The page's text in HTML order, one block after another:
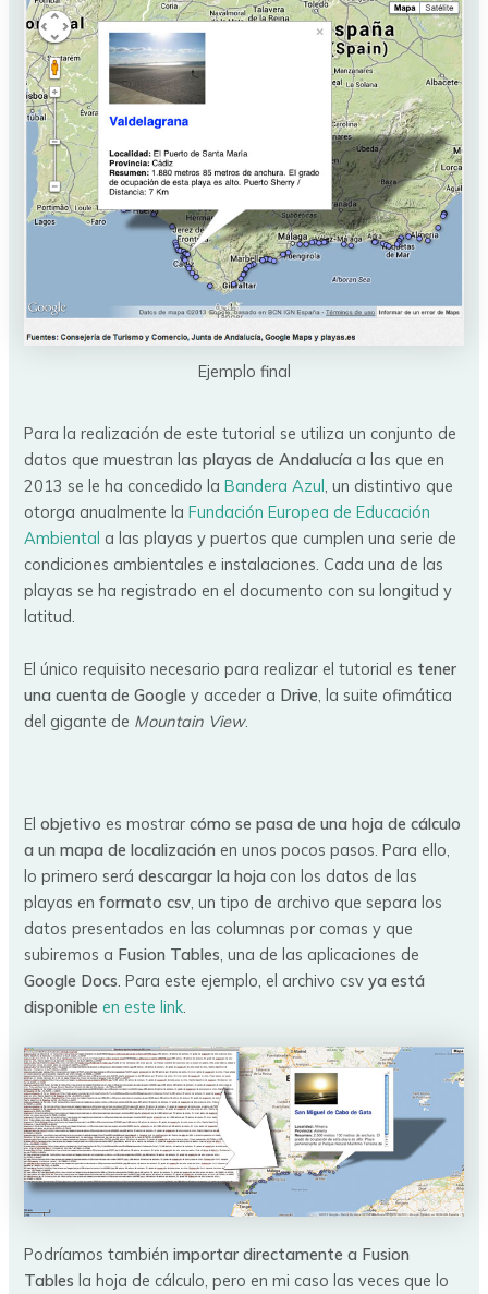
Ejemplo final
Para la realización de este tutorial se utiliza un conjunto de
datos que muestran lasplayas de Andalucía a las que en
2013 se le ha concedido laBandera Azul, un distintivo que
otorga anualmente laFundación Europea de Educación
Ambiental a las playas y puertos que cumplen una serie de
condiciones ambientales e instalaciones. Cada una de las
playas se ha registrado en el documento con su longitud y
latitud.
El único requisito necesario para realizar el tutorial es tener
una cuenta de Google y acceder a Drive , la suite ofimática
del gigante de Mountain View.
Elobjetivo es mostrarcómo se pasa de una hoja de cálculo
a un mapa de localización en unos pocos pasos. Para ello,
lo primero serádescargar la hoja con los datos de las
playas en formato csv, un tipo de archivo que separa los
datos presentados en las columnas por comas y que
subiremos a Fusion Tables, una de las aplicaciones de
Google Docs. Para este ejemplo, el archivo csvya está
disponible en este link.
Podríamos también importar directamente a Fusion
Tables la hoja de cálculo, pero en mi caso las veces que lo